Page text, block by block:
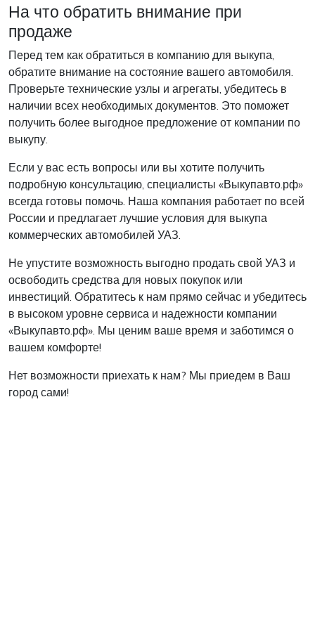
На что обратить внимание при
продаже
Перед тем как обратиться в компанию для выкупа,
обратите внимание на состояние вашего автомобиля.
Проверьте технические узлы и агрегаты, убедитесь в
наличии всех необходимых документов. Это поможет
получить более выгодное предложение от компании по
выкупу.
Если у вас есть вопросы или вы хотите получить
подробную консультацию, специалисты «Выкупавто.рф»
всегда готовы помочь. Наша компания работает по всей
России и предлагает лучшие условия для выкупа
коммерческих автомобилей УАЗ.
Не упустите возможность выгодно продать свой УАЗ и
освободить средства для новых покупок или
инвестиций. Обратитесь к нам прямо сейчас и убедитесь
в высоком уровне сервиса и надежности компании
«Выкупавто.рф». Мы ценим ваше время и заботимся о
вашем комфорте!
Нет возможности приехать к нам? Мы приедем в Ваш
город сами!